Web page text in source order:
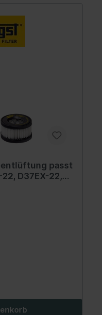
passt
22, D37EX-22,